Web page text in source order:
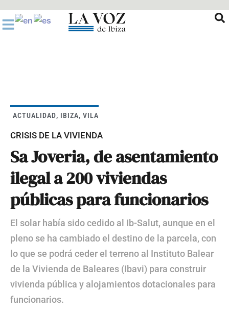
al
contenido
ACTUALIDAD, IBIZA, VILA
CRISIS DE LA VIVIENDA
Sa Joveria, de asentamiento
ilegal a 200 viviendas
públicas para funcionarios
El solar había sido cedido al Ib-Salut, aunque en el
pleno se ha cambiado el destino de la parcela, con
lo que se podrá ceder el terreno al Instituto Balear
de la Vivienda de Baleares (Ibavi) para construir
vivienda pública y alojamientos dotacionales para
funcionarios.